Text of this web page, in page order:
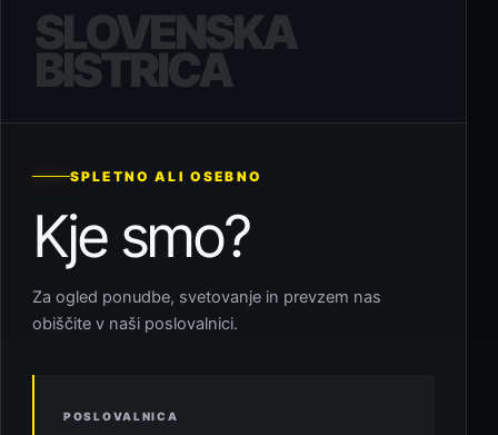
SLOVENSKA
BISTRICA
SPLETNO ALI OSEBNO
Kje smo?
Za ogled ponudbe, svetovanje in prevzem nas
obiščite v naši poslovalnici.
POSLOVALNICA